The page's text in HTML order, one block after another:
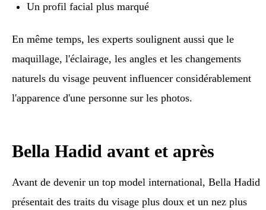
Un profil facial plus marqué
En même temps, les experts soulignent aussi que le
maquillage, l'éclairage, les angles et les changements
naturels du visage peuvent influencer considérablement
l'apparence d'une personne sur les photos.
Bella Hadid avant et après
Avant de devenir un top model international, Bella Hadid
présentait des traits du visage plus doux et un nez plus